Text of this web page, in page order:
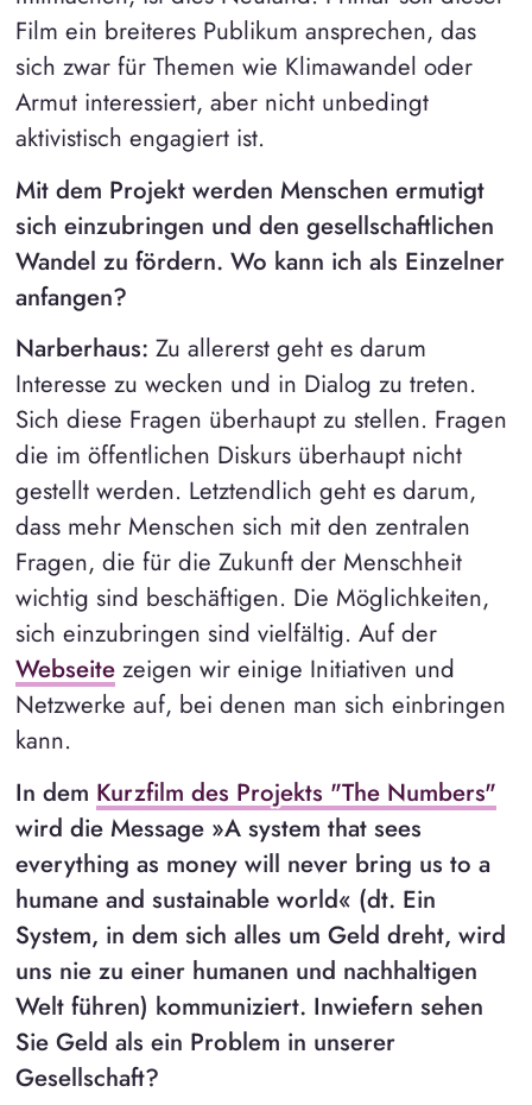
Film ein breiteres Publikum ansprechen, das
sich zwar für Themen wie Klimawandel oder
Armut interessiert, aber nicht unbedingt
aktivistisch engagiert ist.
Mit dem Projekt werden Menschen ermutigt
sich einzubringen und den gesellschaftlichen
Wandel zu fördern. Wo kann ich als Einzelner
anfangen?
Narberhaus: Zu allererst geht es darum
Interesse zu wecken und in Dialog zu treten.
Sich diese Fragen überhaupt zu stellen. Fragen
die im öffentlichen Diskurs überhaupt nicht
gestellt werden. Letztendlich geht es darum,
dass mehr Menschen sich mit den zentralen
Fragen, die für die Zukunft der Menschheit
wichtig sind beschäftigen. Die Möglichkeiten,
sich einzubringen sind vielfältig. Auf der
Webseitezeigen wir einige Initiativen und
Netzwerke auf, bei denen man sich einbringen
kann.
In dem Kurzfilm des Projekts "The Numbers"
wird die Message»A system that sees
everything as money will never bring us to a
humane and sustainable world« (dt. Ein
System, in dem sich alles um Geld dreht, wird
uns nie zu einer humanen und nachhaltigen
Welt führen) kommuniziert. Inwiefern sehen
Sie Geld als ein Problem in unserer
Gesellschaft?